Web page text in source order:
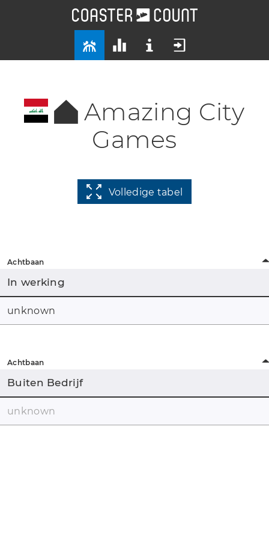
Amazing City
Games
Volledige tabel
Achtbaan
In werking
unknown
Achtbaan
Buiten Bedrijf
unknown